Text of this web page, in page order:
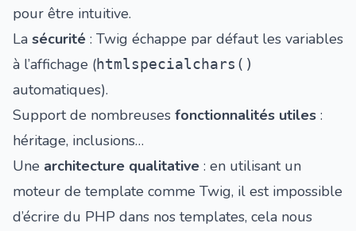
pour être intuitive.
La sécurité : Twig échappe par défaut les variables
à l’affichage (htmlspecialchars()
automatiques).
Support de nombreuses fonctionnalités utiles :
héritage, inclusions…
Une architecture qualitative : en utilisant un
moteur de template comme Twig, il est impossible
d’écrire du PHP dans nos templates, cela nous